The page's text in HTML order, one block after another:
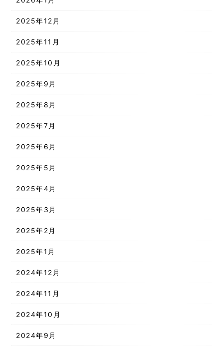
2025年12月
2025年11月
2025年10月
2025年9月
2025年8月
2025年7月
2025年6月
2025年5月
2025年4月
2025年3月
2025年2月
2025年1月
2024年12月
2024年11月
2024年10月
2024年9月